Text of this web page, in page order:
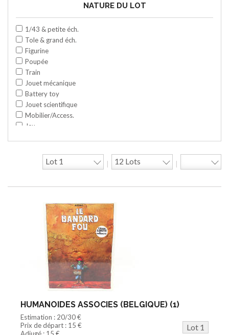
NATURE DU LOT
1/43 & petite éch.
Tole & grand éch.
Figurine
Poupée
Train
Jouet mécanique
Battery toy
Jouet scientifique
Mobilier/Access.
Jeu
Travaux publics
Jeu construction
Bande dessinée
Cycle/Auto
Action Figure
Peluche
Disque
Agricole
Documentation
Train HO
Playmobil/Lego
Barbie/Big Jim
Jouets Fast Food
HUMANOIDES ASSOCIES (BELGIQUE) (1)
Estimation : 20/30 €
Prix de départ : 15 €
Lot 1
Adjugé : 15 €